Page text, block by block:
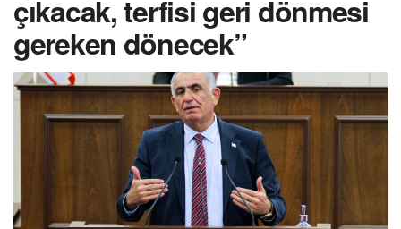
çıkacak, terfisi geri dönmesi
gereken dönecek”